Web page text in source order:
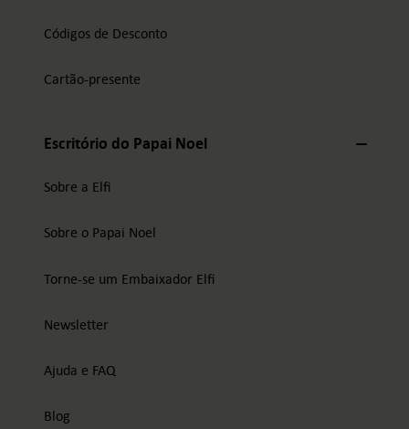
Códigos de Desconto
Cartão-presente
Escritório do Papai Noel
Sobre a Elfi
Sobre o Papai Noel
Torne-se um Embaixador Elfi
Newsletter
Ajuda e FAQ
Blog